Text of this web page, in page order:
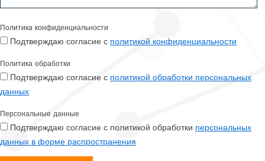
Политика конфиденциальности
Подтверждаю согласие с политикой конфиденциальности
Политика обработки
Подтверждаю согласие с политикой обработки персональных
данных
Персональные данные
Подтверждаю согласие с политикой обработки персональных
данных в форме распространения